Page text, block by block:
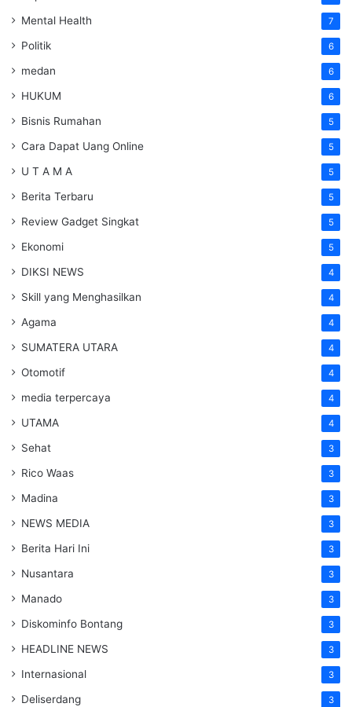
Mental Health 7
Politik 6
medan 6
HUKUM 6
Bisnis Rumahan 5
Cara Dapat Uang Online 5
U T A M A 5
Berita Terbaru 5
Review Gadget Singkat 5
Ekonomi 5
DIKSI NEWS 4
Skill yang Menghasilkan 4
Agama 4
SUMATERA UTARA 4
Otomotif 4
media terpercaya 4
UTAMA 4
Sehat 3
Rico Waas 3
Madina 3
NEWS MEDIA 3
Berita Hari Ini 3
Nusantara 3
Manado 3
Diskominfo Bontang 3
HEADLINE NEWS 3
Internasional 3
Deliserdang 3